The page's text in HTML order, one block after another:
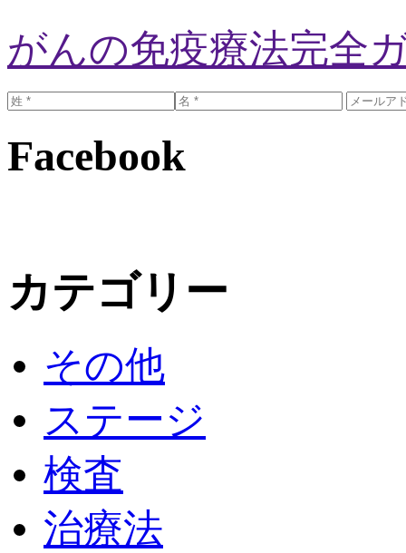
がんの免疫療法完全
Facebook
カテゴリー
その他
ステージ
検査
治療法